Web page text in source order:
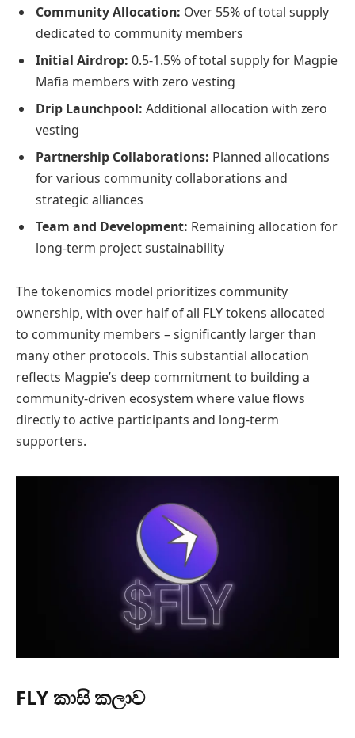
Community Allocation: Over 55% of total supply
dedicated to community members
Initial Airdrop: 0.5-1.5% of total supply for Magpie
Mafia members with zero vesting
Drip Launchpool: Additional allocation with zero
vesting
Partnership Collaborations: Planned allocations
for various community collaborations and
strategic alliances
Team and Development: Remaining allocation for
long-term project sustainability
The tokenomics model prioritizes community
ownership, with over half of all FLY tokens allocated
to community members – significantly larger than
many other protocols. This substantial allocation
reflects Magpie’s deep commitment to building a
community-driven ecosystem where value flows
directly to active participants and long-term
supporters.
FLY කාසි කලාව